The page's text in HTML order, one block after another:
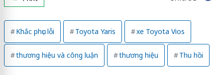
Khắc phục lỗi Toyota Yaris xe Toyota Vios
thương hiệu và công luận thương hiệu Thu hồi